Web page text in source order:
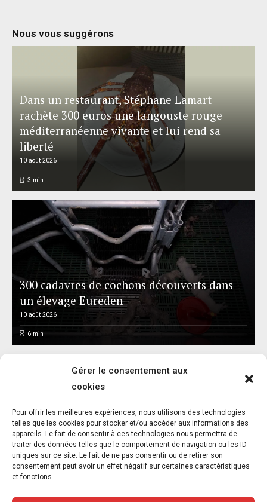
Gérer le consentement aux
cookies
Pour offrir les meilleures expériences, nous utilisons des technologies
telles que les cookies pour stocker et/ou accéder aux informations des
appareils. Le fait de consentir à ces technologies nous permettra de
traiter des données telles que le comportement de navigation ou les ID
uniques sur ce site. Le fait de ne pas consentir ou de retirer son
consentement peut avoir un effet négatif sur certaines caractéristiques
et fonctions.
Nous vous suggérons
Dans un restaurant, Stéphane Lamart
rachète 300 euros une langouste rouge
méditerranéenne vivante et lui rend sa
liberté
10 août 2026
3 min
300 cadavres de cochons découverts dans
un élevage Eureden
10 août 2026
6min
Élagage en période de nidification – FUTUR
demande l’engagement des maires pour
instaurer une trêve et protéger la faune
locale
7 août 2026